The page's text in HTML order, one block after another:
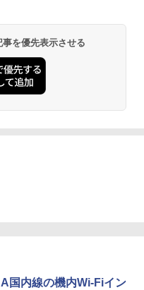
を優先表示させる
国内線の機内Wi-Fiイン